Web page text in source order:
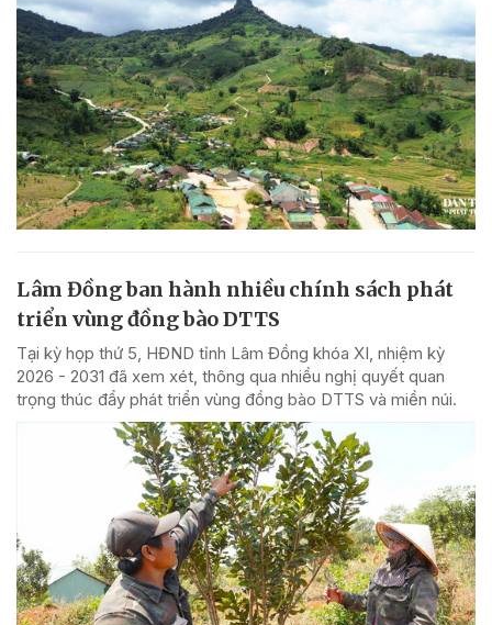
Lâm Đồng ban hành nhiều chính sách phát
triển vùng đồng bào DTTS
Tại kỳ họp thứ 5, HĐND tỉnh Lâm Đồng khóa XI, nhiệm kỳ
2026 - 2031 đã xem xét, thông qua nhiều nghị quyết quan
trọng thúc đẩy phát triển vùng đồng bào DTTS và miền núi.